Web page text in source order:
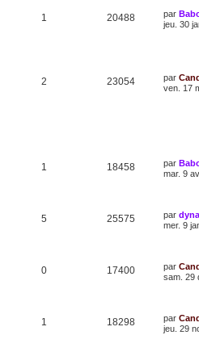
1 20488 par
jeu. 30
2 23054 par
ven. 17
1 18458 par
mar. 9
5 25575 par
mer. 9
0 17400 par
sam. 29
1 18298 par
jeu. 29